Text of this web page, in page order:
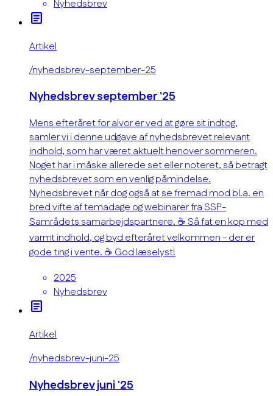
Nyhedsbrev
article
Artikel
/nyhedsbrev-september-25
Nyhedsbrev september '25
Mens efteråret for alvor er ved at gøre sit indtog,
samler vi i denne udgave af nyhedsbrevet relevant
indhold, som har været aktuelt henover sommeren.
Noget har i måske allerede set eller noteret, så betragt
nyhedsbrevet som en venlig påmindelse.
Nyhedsbrevet når dog også at se fremad mod bl.a. en
bred vifte af temadage og webinarer fra SSP-
Samrådets samarbejdspartnere. ☕ Så fat en kop med
varmt indhold, og byd efteråret velkommen - der er
gode ting i vente. ☕ God læselyst!
2025
Nyhedsbrev
article
Artikel
/nyhedsbrev-juni-25
Nyhedsbrev juni '25